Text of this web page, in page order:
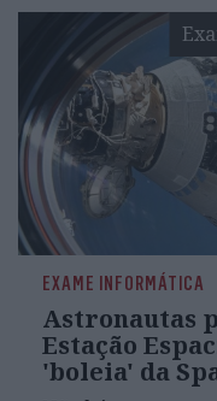
EXAME INFORMÁTICA
Astronautas
Estação
'boleia' da